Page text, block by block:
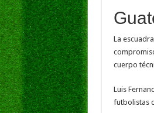
La
cuerpo
Luis
futbolistas